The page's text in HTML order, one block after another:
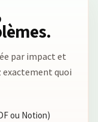
par impact et
exactement quoi
ou Notion)